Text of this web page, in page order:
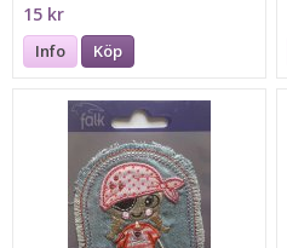
15 kr
Info Köp